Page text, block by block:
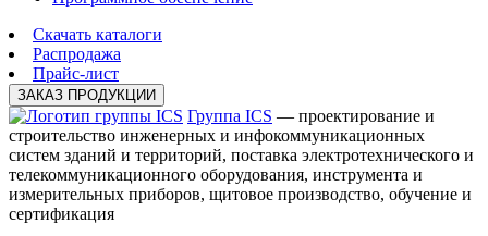
Скачать каталоги
Распродажа
Прайс-лист
ЗАКАЗ ПРОДУКЦИИ
Группа ICS — проектирование и
строительство инженерных и инфокоммуникационных
систем зданий и территорий, поставка электротехнического и
телекоммуникационного оборудования, инструмента и
измерительных приборов, щитовое производство, обучение и
сертификация